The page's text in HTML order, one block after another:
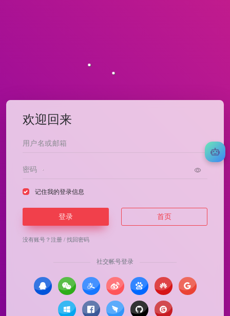
欢迎回来
记住我的登录信息
登录 首页
没有账号？ 注册 / 找回密码
社交帐号登录